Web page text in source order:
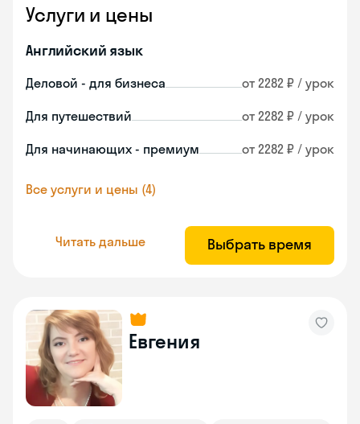
Услуги и цены
Английский язык
Деловой - для бизнеса от 2282 ₽ / урок
Для путешествий от 2282 ₽ / урок
Для начинающих - премиум от 2282 ₽ / урок
Все услуги и цены (4)
Читать дальше Выбрать время
Евгения